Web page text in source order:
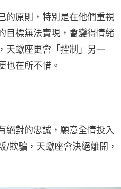
的原則，特別是在他們重視
目標無法實現，會變得情緒
天蠍座更會「控制」另一
也在所不惜。
絕對的忠誠，願意全情投入
欺騙，天蠍座會決絕離開，